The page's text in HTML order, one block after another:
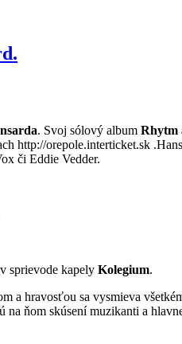
. Svoj sólový album Rhytm
http://orepole.interticket.sk
či Eddie Vedder.
sprievode kapely Kolegium.
hravosťou sa vysmieva
ňom skúsení muzikanti a